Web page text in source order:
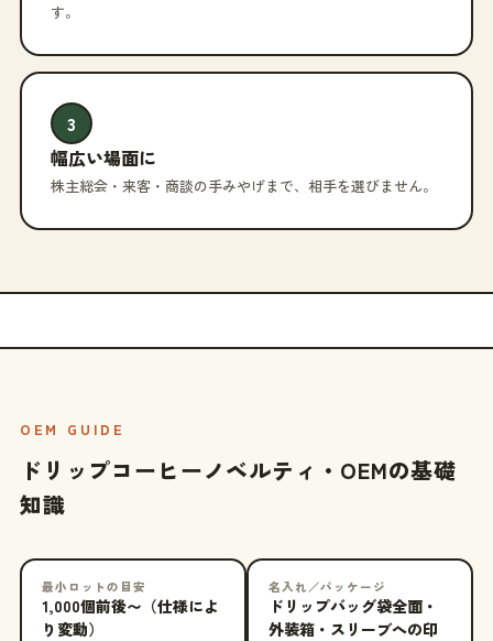
す。
3
幅広い場面に
株主総会・来客・商談の手みやげまで、相手を選びません。
OEM GUIDE
ドリップコーヒーノベルティ・OEMの基礎
知識
最小ロットの目安
1,000個前後〜（仕様によ
り変動）
名入れ／パッケージ
ドリップバッグ袋全面・
外装箱・スリーブへの印